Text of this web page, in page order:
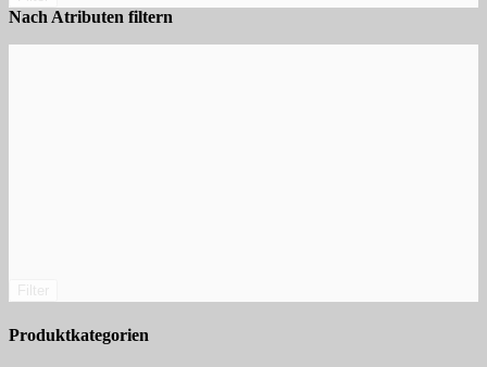
Nach Atributen filtern
Produktkategorien